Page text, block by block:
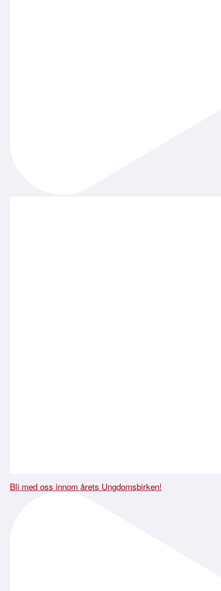
Bli med oss innom årets Ungdomsbirken!